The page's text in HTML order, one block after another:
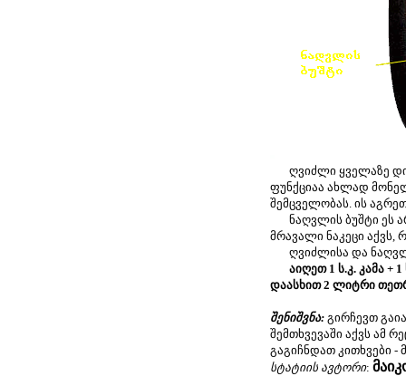
ღვიძლი ყველაზე
ფუნქციაა ახლად
შემცველობას. ის
ნაღვლის ბუშტი ეს
მრავალი ნაკეცი
ღვიძლისა და
აიღეთ 1 ს.კ. კამა +
დაასხით 2 ლიტრი
შენიშვნა: გირჩევთ
შემთხვევაში აქვს ამ
გაგიჩნდათ კითხვები -
სტატიის ავტორი: